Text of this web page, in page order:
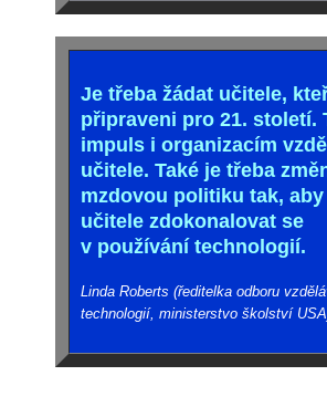
Je třeba žádat učitele,
připraveni pro 21. století.
impuls i organizacím
učitele. Také je třeba
mzdovou politiku tak,
učitele zdokonalovat se
v používání technologií.
Linda Roberts (ředitelka odboru
technologií, ministerstvo školství